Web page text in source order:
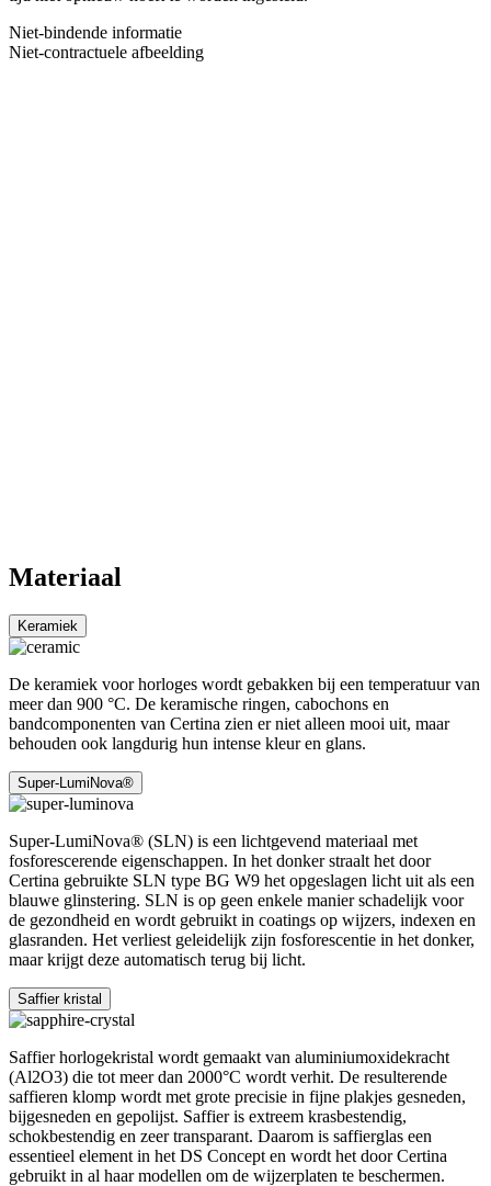
Niet-bindende informatie
Niet-contractuele afbeelding
Materiaal
Keramiek
De keramiek voor horloges wordt gebakken bij een temperatuur van
meer dan 900 °C. De keramische ringen, cabochons en
bandcomponenten van Certina zien er niet alleen mooi uit, maar
behouden ook langdurig hun intense kleur en glans.
Super-LumiNova®
Super-LumiNova® (SLN) is een lichtgevend materiaal met
fosforescerende eigenschappen. In het donker straalt het door
Certina gebruikte SLN type BG W9 het opgeslagen licht uit als een
blauwe glinstering. SLN is op geen enkele manier schadelijk voor
de gezondheid en wordt gebruikt in coatings op wijzers, indexen en
glasranden. Het verliest geleidelijk zijn fosforescentie in het donker,
maar krijgt deze automatisch terug bij licht.
Saffier kristal
Saffier horlogekristal wordt gemaakt van aluminiumoxidekracht
(Al2O3) die tot meer dan 2000°C wordt verhit. De resulterende
saffieren klomp wordt met grote precisie in fijne plakjes gesneden,
bijgesneden en gepolijst. Saffier is extreem krasbestendig,
schokbestendig en zeer transparant. Daarom is saffierglas een
essentieel element in het DS Concept en wordt het door Certina
gebruikt in al haar modellen om de wijzerplaten te beschermen.